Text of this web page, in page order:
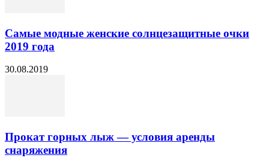
Самые модные женские солнцезащитные очки
2019 года
30.08.2019
Прокат горных лыж — условия аренды
снаряжения